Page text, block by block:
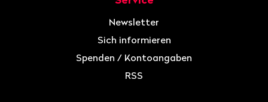
Newsletter
Sich informieren
Spenden / Kontoangaben
RSS